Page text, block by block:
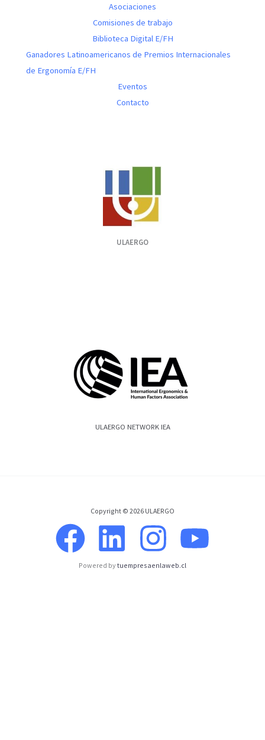
Asociaciones
Comisiones de trabajo
Biblioteca Digital E/FH
Ganadores Latinoamericanos de Premios Internacionales
de Ergonomía E/FH
Eventos
Contacto
ULAERGO
ULAERGO NETWORK IEA
Copyright © 2026 ULAERGO
Powered bytuempresaenlaweb.cl